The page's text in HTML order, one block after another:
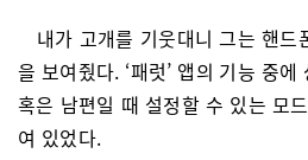
내가 고개를 기웃대니 그는 핸드
을 보여줬다. ‘패럿’ 앱의 기능 중
혹은 남편일 때 설정할 수 있는 모
여 있었다.